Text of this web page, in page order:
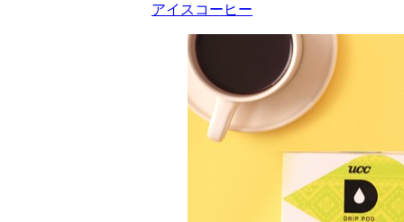
アイスコーヒー